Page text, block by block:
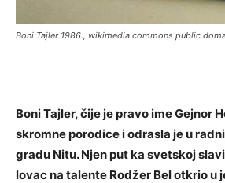
Boni Tajler 1986., wikimedia commons public
Boni Tajler, čije je pravo ime Gejnor
skromne porodice i odrasla je u
gradu Nitu. Njen put ka svetskoj
lovac na talente Rodžer Bel otkrio u